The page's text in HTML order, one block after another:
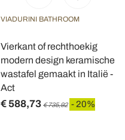
VIADURINI BATHROOM
Vierkant of rechthoekig
modern design keramische
wastafel gemaakt in Italië -
Act
€ 588,73 € 735,92 - 20%